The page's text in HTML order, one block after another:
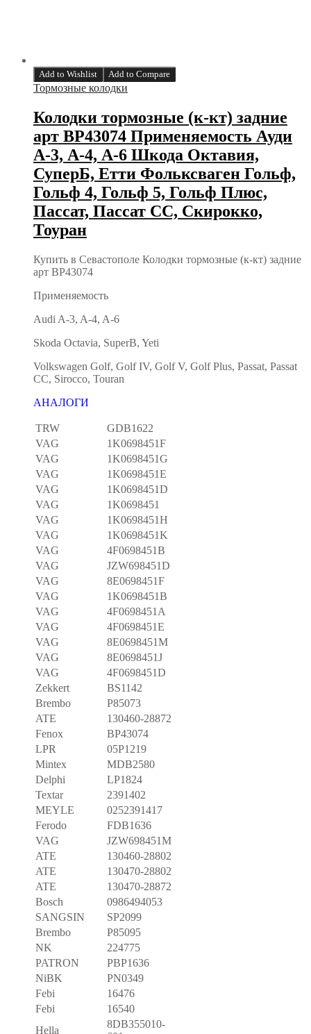
Add to Wishlist Add to Compare
Тормозные колодки
Колодки тормозные (к-кт) задние
арт BP43074 Применяемость Ауди
А-3, А-4, А-6 Шкода Октавия,
СуперБ, Етти Фольксваген Гольф,
Гольф 4, Гольф 5, Гольф Плюс,
Пассат, Пассат СС, Скирокко,
Тоуран
Купить в Севастополе Колодки тормозные (к-кт) задние
арт BP43074
Применяемость
Audi A-3, A-4, A-6
Skoda Octavia, SuperB, Yeti
Volkswagen Golf, Golf IV, Golf V, Golf Plus, Passat, Passat
CC, Sirocco, Touran
АНАЛОГИ
TRW
GDB1622
VAG
1K0698451F
VAG
1K0698451G
VAG
1K0698451E
VAG
1K0698451D
VAG
1K0698451
VAG
1K0698451H
VAG
1K0698451K
VAG
4F0698451B
VAG
JZW698451D
VAG
8E0698451F
VAG
1K0698451B
VAG
4F0698451A
VAG
4F0698451E
VAG
8E0698451M
VAG
8E0698451J
VAG
4F0698451D
Zekkert
BS1142
Brembo
P85073
ATE
130460-28872
Fenox
BP43074
LPR
05P1219
Mintex
MDB2580
Delphi
LP1824
Textar
2391402
MEYLE
0252391417
Ferodo
FDB1636
VAG
JZW698451M
ATE
130460-28802
ATE
130470-28802
ATE
130470-28872
Bosch
0986494053
SANGSIN
SP2099
Brembo
P85095
NK
224775
PATRON
PBP1636
NiBK
PN0349
Febi
16476
Febi
16540
Hella
8DB355010-